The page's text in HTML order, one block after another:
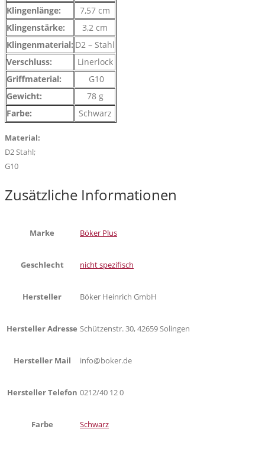
Klingenlänge:
7,57 cm
Klingenstärke:
3,2 cm
Klingenmaterial: D2 – Stahl
Verschluss:
Linerlock
Griffmaterial:
G10
Gewicht:
78 g
Farbe:
Schwarz
Material:
D2 Stahl;
G10
Zusätzliche Informationen
Marke Böker Plus
Geschlecht nicht spezifisch
Hersteller Böker Heinrich GmbH
Hersteller Adresse Schützenstr. 30, 42659 Solingen
Hersteller Mail info@boker.de
Hersteller Telefon 0212/40 12 0
Farbe Schwarz